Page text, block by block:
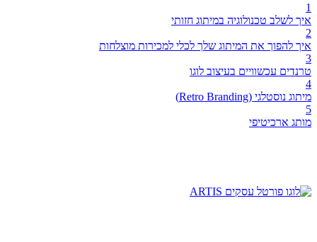
1
איך לשלב טכנולוגיה במיתוג חזותי
2
איך להפוך את המיתוג שלך לכלי למכירות מוצלחות
3
טרנדים עכשוויים בעיצוב לוגו
4
מיתוג נוסטלגי (Retro Branding)
5
מותג ארכיטיפי